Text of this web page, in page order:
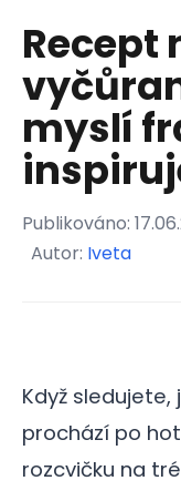
Recept
myslí
Publikováno:
Autor: Iveta
Když
prochází po
rozcvičku na